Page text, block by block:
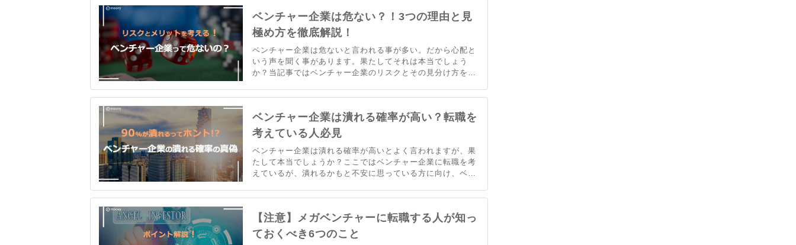
ベンチャー企業は危ない？！3つの理由と見
極め方を徹底解説！
ベンチャー企業は危ないと言われる事が多い。だから心配と
いう声を聞く事があります。果たしてそれは本当でしょう
か？当記事ではベンチャー企業のリスクとその見分け方を解
う方はぜひご覧ください。
ベンチャー企業は潰れる確率が高い？転職を
考えている人必見
ベンチャー企業は潰れる確率が高いとよく言われますが、果
たして本当でしょうか？ここではベンチャー企業に転職を考
えているが、潰れるかもと不安に思っている方に向け、ベン
【注意】メガベンチャーに転職する人が知っ
ておくべき6つのこと